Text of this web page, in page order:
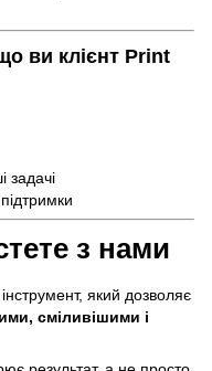
ви клієнт Print
задачі
з нами
який дозволяє
сміливішими і